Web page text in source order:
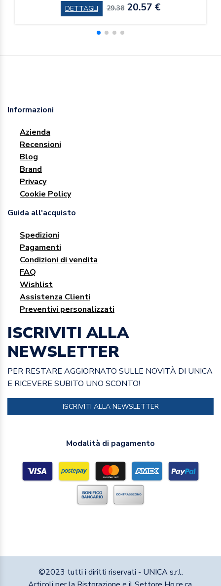
DETTAGLI 29.38 20.57 €
Informazioni
Azienda
Recensioni
Blog
Brand
Privacy
Cookie Policy
Guida all'acquisto
Spedizioni
Pagamenti
Condizioni di vendita
FAQ
Wishlist
Assistenza Clienti
Preventivi personalizzati
ISCRIVITI ALLA
NEWSLETTER
PER RESTARE AGGIORNATO SULLE NOVITÀ DI UNICA
E RICEVERE SUBITO UNO SCONTO!
ISCRIVITI ALLA NEWSLETTER
Modalità di pagamento
©2023 tutti i diritti riservati - UNICA s.r.l.